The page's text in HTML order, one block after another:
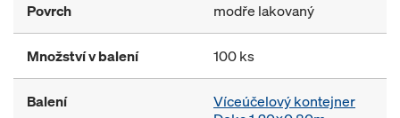
Povrch modře lakovaný
Množství v balení 100 ks
Balení
Víceúčelový kontejner